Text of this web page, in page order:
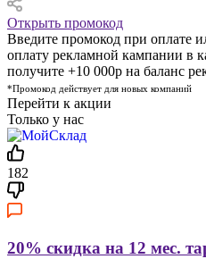
Открыть промокод
Введите промокод при оплате
оплату рекламной кампании в
получите +10 000р на баланс
*Промокод действует для новых компаний
Перейти к акции
Только у нас
182
20% скидка на 12 мес.